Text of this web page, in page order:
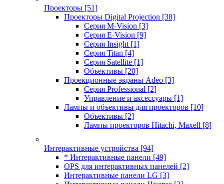
Проекторы [51]
Проекторы Digital Projection [38]
Серия M-Vision [3]
Серия E-Vision [9]
Серия Insight [1]
Серия Titan [4]
Серия Satellite [1]
Объективы [20]
Проекционные экраны Adeo [3]
Серия Professional [2]
Управление и аксессуары [1]
Лампы и объективы для проекторов [10]
Объективы [2]
Лампы проекторов Hitachi, Maxell [8]
Интерактивные устройства [94]
* Интерактивные панели [49]
OPS для интерактивных панелей [2]
Интерактивные панели LG [3]